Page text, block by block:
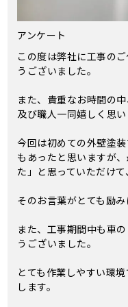
アンケート
この度は弊社に工事の
うございました。
また、貴重なお時間の
及び職人一同嬉しく思い
今回は初めての外壁塗
もあったと思いますが
た」と思っていただけて
そのお言葉がとても励み
また、工事期間中も車
うございました。
とても作業しやすい環
します。